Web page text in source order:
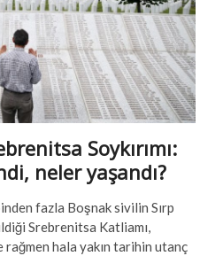
Soykırımı:
neler yaşandı?
fazla Boşnak sivilin Sırp
Srebrenitsa Katliamı,
rağmen hala yakın tarihin utanç